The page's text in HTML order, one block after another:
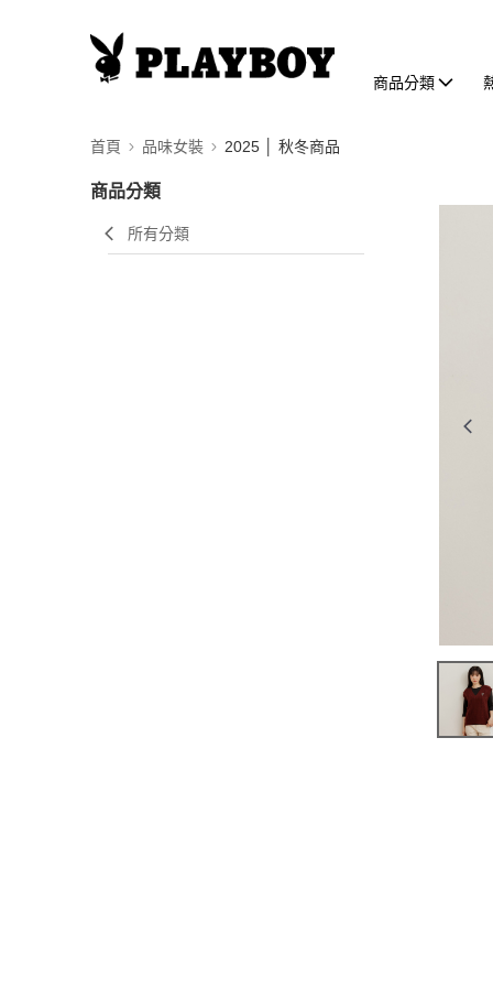
商品分類
首頁 品味女裝 2025 │ 秋冬商品
商品分類
所有分類